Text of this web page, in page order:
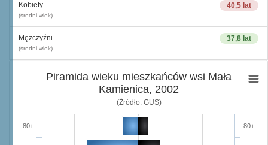
40,5 lat
Kobiety
(średni wiek)
37,8 lat
Mężczyźni
(średni wiek)
Piramida wieku mieszkańców wsi Mała
Kamienica, 2002
(Źródło: GUS)
80+ 80+